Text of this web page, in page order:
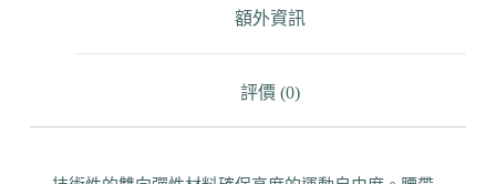
額外資訊
評價 (0)